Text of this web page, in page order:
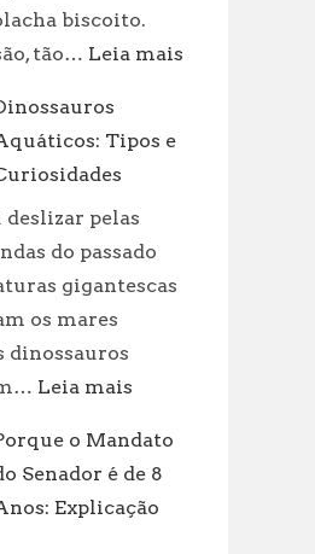
biscoito.
tão… Leia mais
Tipos e
deslizar pelas
do passado
gigantescas
os mares
dinossauros
Leia mais
Aquáticos:
Tipos
e
o Mandato
Senador é de 8
Explicação